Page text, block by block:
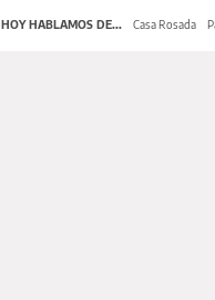
HOY HABLAMOS DE... Casa Rosada